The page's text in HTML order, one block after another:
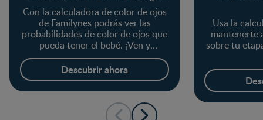
Con la calculadora de color de ojos
de Familynes podrás ver las
probabilidades de color de ojos que
pueda tener el bebé. ¡Ven y
pruébalo!
Descubrir ahora
Usa la
mantenerte
sobre tu